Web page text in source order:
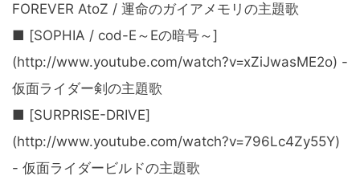
FOREVER AtoZ / 運命のガイアメモリの主題歌
■ [SOPHIA / cod-E～Eの暗号～]
(http://www.youtube.com/watch?v=xZiJwasME2o) -
仮面ライダー剣の主題歌
■ [SURPRISE-DRIVE]
(http://www.youtube.com/watch?v=796Lc4Zy55Y)
- 仮面ライダービルドの主題歌